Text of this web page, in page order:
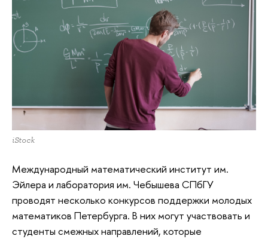
iStock
Международный математический институт им.
Эйлера и лаборатория им. Чебышева СПбГУ
проводят несколько конкурсов поддержки молодых
математиков Петербурга. В них могут участвовать и
студенты смежных направлений, которые